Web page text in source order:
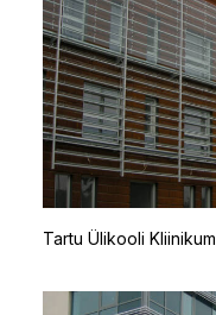
Tartu Ülikooli Kliinikum